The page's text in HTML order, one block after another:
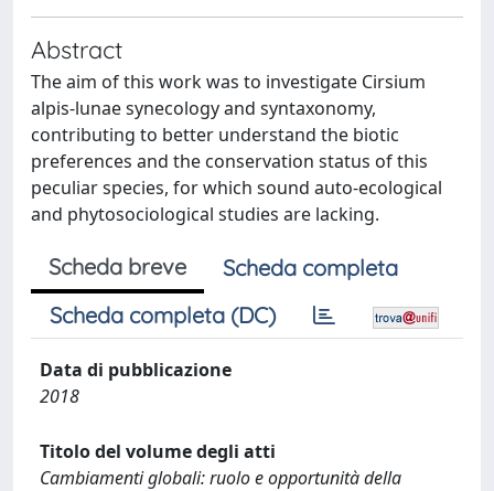
Abstract
The aim of this work was to investigate Cirsium
alpis-lunae synecology and syntaxonomy,
contributing to better understand the biotic
preferences and the conservation status of this
peculiar species, for which sound auto-ecological
and phytosociological studies are lacking.
Scheda breve
Scheda completa
Scheda completa (DC)
Data di pubblicazione
2018
Titolo del volume degli atti
Cambiamenti globali: ruolo e opportunità della